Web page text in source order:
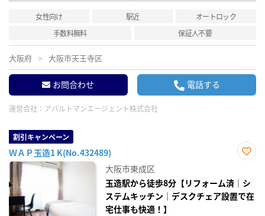
女性向け 駅近
オートロック
手数料無料
保証人不要
大阪府 大阪市天王寺区
お問合わせ 電話する
運営会社： アパルトマンエージェント株式会社
割引キャンペーン
ＷＡＰ玉造1 K(No.432489)
り登
録
大阪市東成区
玉造駅から徒歩8分【リフォーム済｜シ
ステムキッチン｜デスクチェア設置で在
宅仕事も快適！】